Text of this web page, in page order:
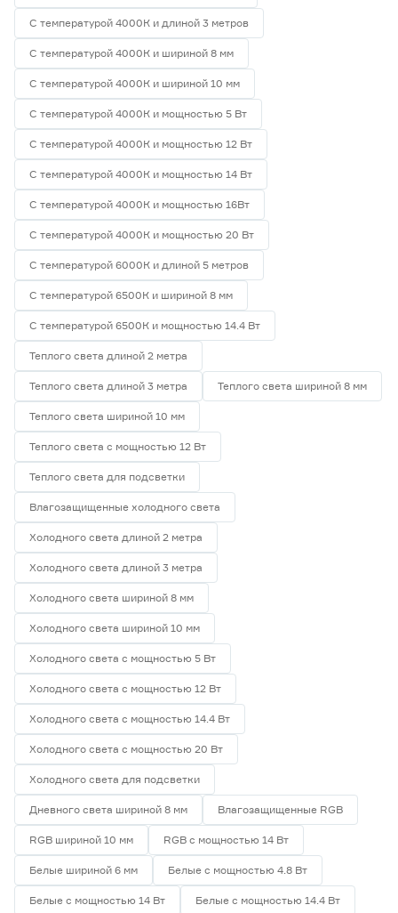
С температурой 4000К и длиной 3 метров
С температурой 4000К и шириной 8 мм
С температурой 4000К и шириной 10 мм
С температурой 4000К и мощностью 5 Вт
С температурой 4000К и мощностью 12 Вт
С температурой 4000К и мощностью 14 Вт
С температурой 4000К и мощностью 16Вт
С температурой 4000К и мощностью 20 Вт
С температурой 6000К и длиной 5 метров
С температурой 6500К и шириной 8 мм
С температурой 6500К и мощностью 14.4 Вт
Теплого света длиной 2 метра
Теплого света длиной 3 метра Теплого света шириной 8 мм
Теплого света шириной 10 мм
Теплого света с мощностью 12 Вт
Теплого света для подсветки
Влагозащищенные холодного света
Холодного света длиной 2 метра
Холодного света длиной 3 метра
Холодного света шириной 8 мм
Холодного света шириной 10 мм
Холодного света с мощностью 5 Вт
Холодного света с мощностью 12 Вт
Холодного света с мощностью 14.4 Вт
Холодного света с мощностью 20 Вт
Холодного света для подсветки
Дневного света шириной 8 мм Влагозащищенные RGB
RGB шириной 10 мм RGB с мощностью 14 Вт
Белые шириной 6 мм Белые с мощностью 4.8 Вт
Белые с мощностью 14 Вт Белые с мощностью 14.4 Вт